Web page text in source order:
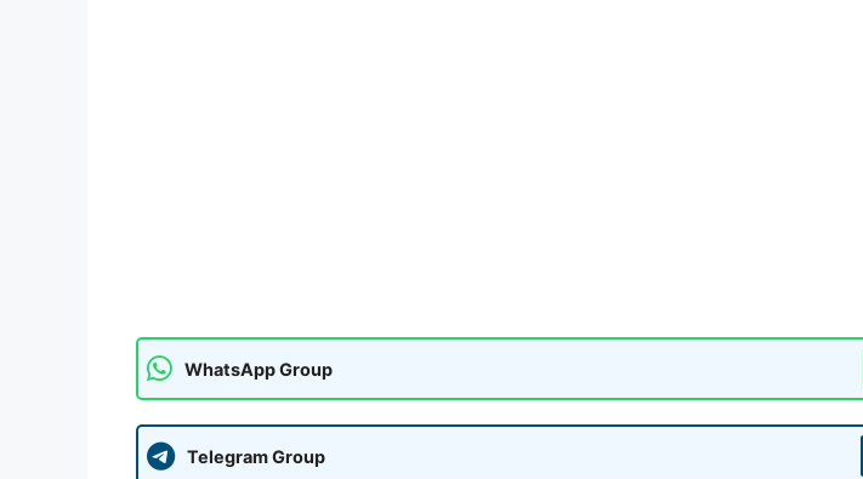
WhatsApp Group
Telegram Group